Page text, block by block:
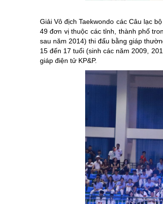
Giải Vô địch Taekwondo các Câu lạc
49 đơn vị thuộc các tỉnh, thành phố
sau năm 2014) thi đấu bằng giáp
15 đến 17 tuổi (sinh các năm 2009,
giáp điện tử KP&P.